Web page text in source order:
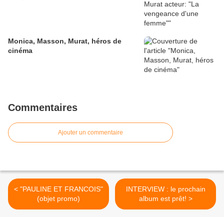
Monica, Masson, Murat, héros de
cinéma
Commentaires
Ajouter un commentaire
< "PAULINE ET FRANCOIS"
(objet promo)
INTERVIEW : le prochain
album est prêt! >